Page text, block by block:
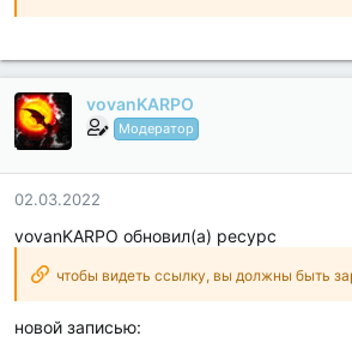
vovanKARPO
Модератор
02.03.2022
vovanKARPO обновил(а) ресурс
чтобы видеть ссылку, вы должны быть
новой записью: